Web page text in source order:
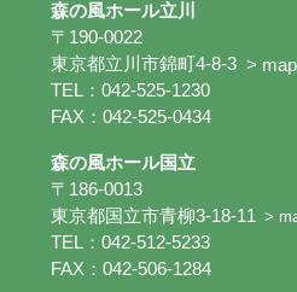
森の風ホール立川
〒190-0022
東京都立川市錦町4-8-3 > map
TEL：042-525-1230
FAX：042-525-0434
森の風ホール国立
〒186-0013
東京都国立市青柳3-18-11 >
TEL：042-512-5233
FAX：042-506-1284